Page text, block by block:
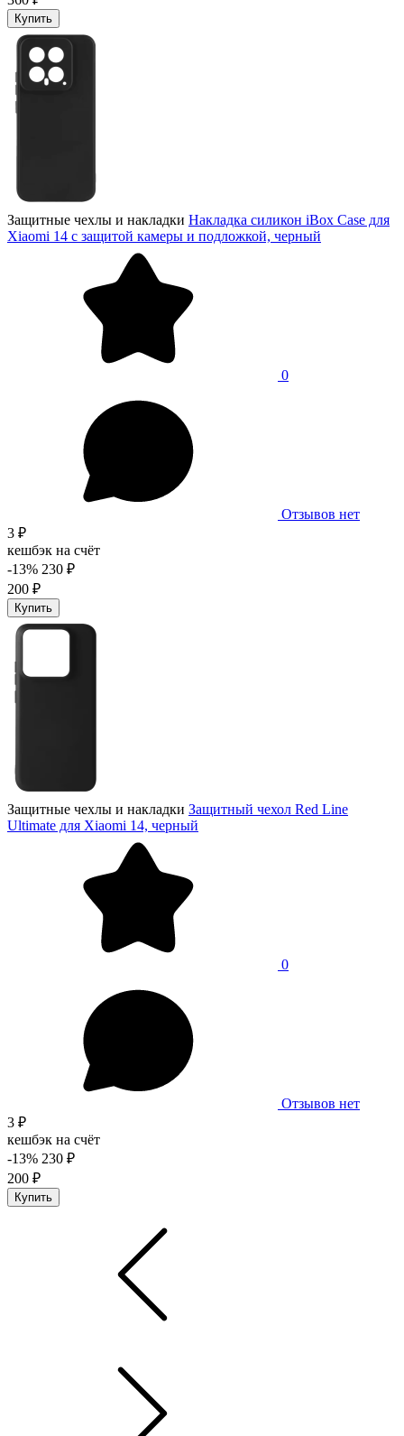
Купить
Защитные чехлы и накладки Накладка силикон iBox Case для
Xiaomi 14 с защитой камеры и подложкой, черный
0
Отзывов нет
3 ₽
кешбэк на счёт
-13% 230 ₽
200 ₽
Купить
Защитные чехлы и накладки Защитный чехол Red Line
Ultimate для Xiaomi 14, черный
0
Отзывов нет
3 ₽
кешбэк на счёт
-13% 230 ₽
200 ₽
Купить